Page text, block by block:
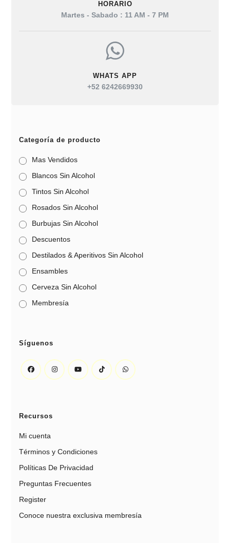
HORARIO
Martes - Sabado : 11 AM - 7 PM
WHATS APP
+52 6242669930
Categoría de producto
Mas Vendidos
Blancos Sin Alcohol
Tintos Sin Alcohol
Rosados Sin Alcohol
Burbujas Sin Alcohol
Descuentos
Destilados & Aperitivos Sin Alcohol
Ensambles
Cerveza Sin Alcohol
Membresía
Síguenos
Recursos
Mi cuenta
Términos y Condiciones
Políticas De Privacidad
Preguntas Frecuentes
Register
Conoce nuestra exclusiva membresía